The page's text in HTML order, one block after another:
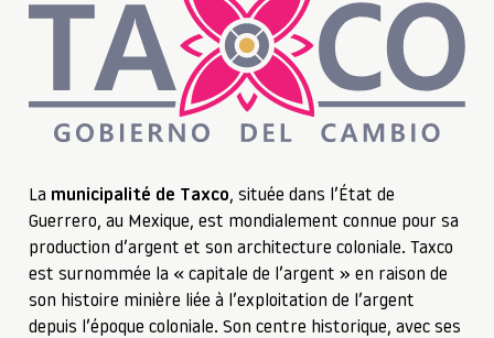
La municipalité de Taxco, située dans l’État de
Guerrero, au Mexique, est mondialement connue pour sa
production d’argent et son architecture coloniale. Taxco
est surnommée la « capitale de l’argent » en raison de
son histoire minière liée à l’exploitation de l’argent
depuis l’époque coloniale. Son centre historique, avec ses